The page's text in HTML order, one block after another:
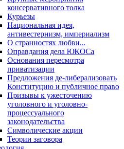
консервативного толка
Курьезы
Национальная идея,
антивестернизм, империализм
О странностях любви...
Оправдания дела ЮКОСа
Основания пересмотра
приватизации
Предложения де-либерализовать
Конституцию и публичное право
Призывы к ужесточению
уголовного и уголовно-
процессуального
законодательства
Символические акции
Теории заговора